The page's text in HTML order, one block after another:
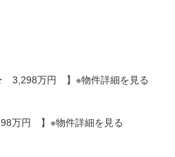
3,298万円 】※物件詳細を見る
万円 】※物件詳細を見る